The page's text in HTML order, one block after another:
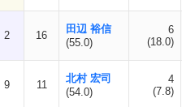
2 16
田辺 裕信
(55.0)
6
(18.0)
9 11
北村 宏司
(54.0)
4
(7.8)